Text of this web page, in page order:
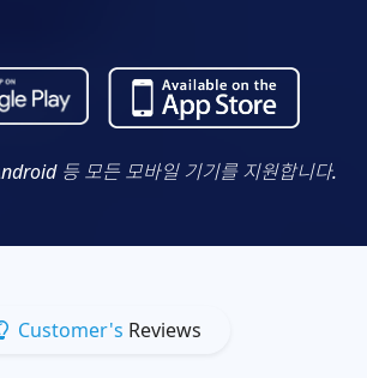
등 모든 모바일 기기를 지원합니다.
Customer's Reviews